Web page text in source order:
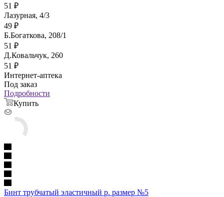
51 ₽
Лазурная, 4/3
49 ₽
Б.Богаткова, 208/1
51 ₽
Д.Ковальчук, 260
51 ₽
Интернет-аптека
Под заказ
Подробности
Купить
Бинт трубчатый эластичный р. размер №5